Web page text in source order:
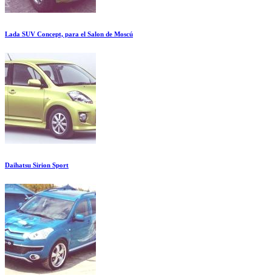
Lada SUV Concept, para el Salon de Moscú
Daihatsu Sirion Sport